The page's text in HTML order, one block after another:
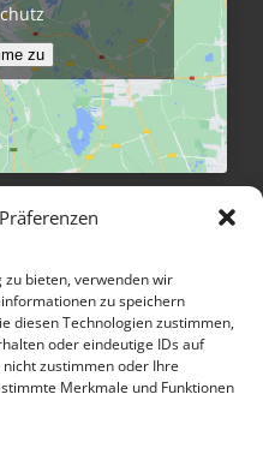
bieten, verwenden wir
zu speichern
diesen Technologien zustimmen,
oder eindeutige IDs auf
zustimmen oder Ihre
Merkmale und Funktionen
zu